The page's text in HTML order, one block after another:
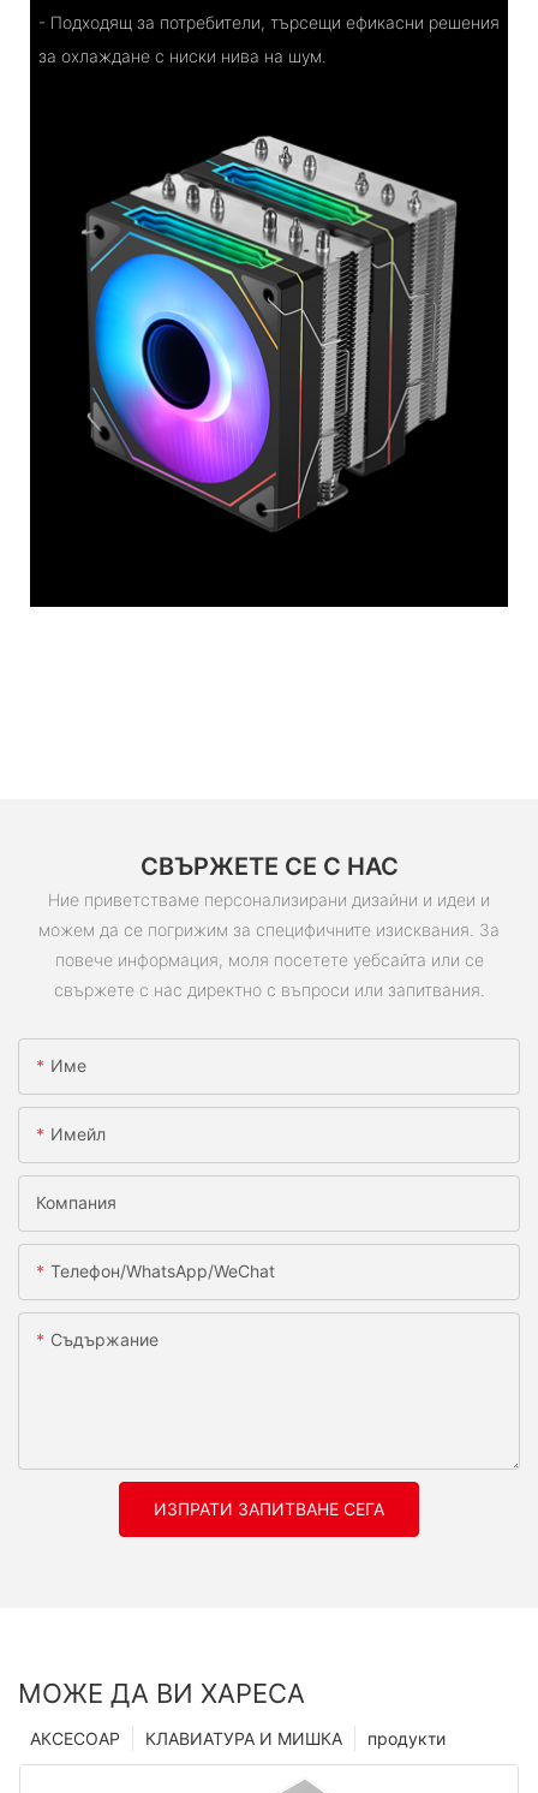
- Подходящ за потребители, търсещи ефикасни решения
за охлаждане с ниски нива на шум.
СВЪРЖЕТЕ СЕ С НАС
Ние приветстваме персонализирани дизайни и идеи и
можем да се погрижим за специфичните изисквания. За
повече информация, моля посетете уебсайта или се
свържете с нас директно с въпроси или запитвания.
Име
Имейл
Компания
Телефон/WhatsApp/WeChat
Съдържание
ИЗПРАТИ ЗАПИТВАНЕ СЕГА
МОЖЕ ДА ВИ ХАРЕСА
продукти
КЛАВИАТУРА И МИШКА
АКСЕСОАР